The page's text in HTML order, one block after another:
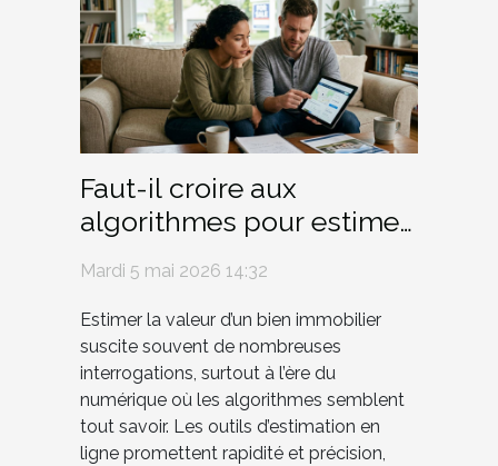
Faut-il croire aux
algorithmes pour estimer
sa maison ?
Mardi 5 mai 2026 14:32
Estimer la valeur d’un bien immobilier
suscite souvent de nombreuses
interrogations, surtout à l’ère du
numérique où les algorithmes semblent
tout savoir. Les outils d’estimation en
ligne promettent rapidité et précision,